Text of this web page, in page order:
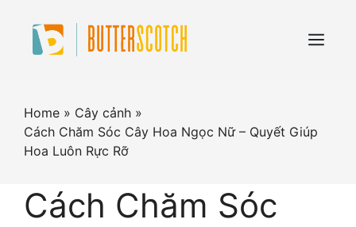
content
Menu
Home » Cây cảnh »
Cách Chăm Sóc Cây Hoa Ngọc Nữ – Quyết Giúp
Hoa Luôn Rực Rỡ
Cách Chăm Sóc